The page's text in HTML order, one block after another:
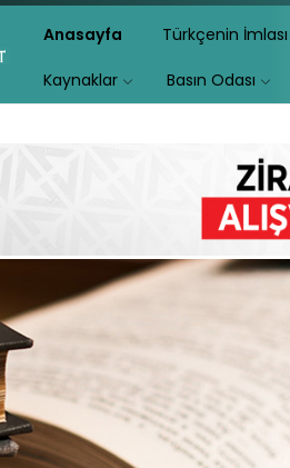
Anasayfa Türkçenin
Kaynaklar Basın Odası